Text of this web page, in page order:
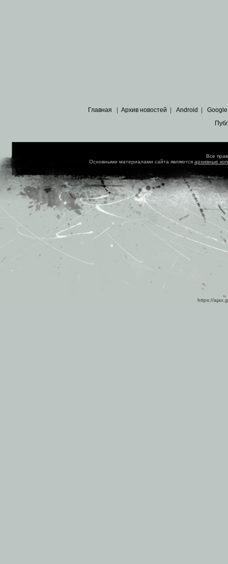
Главная Архив новостей Android Google
Все
Основными материалами сайта являются архивные
https://